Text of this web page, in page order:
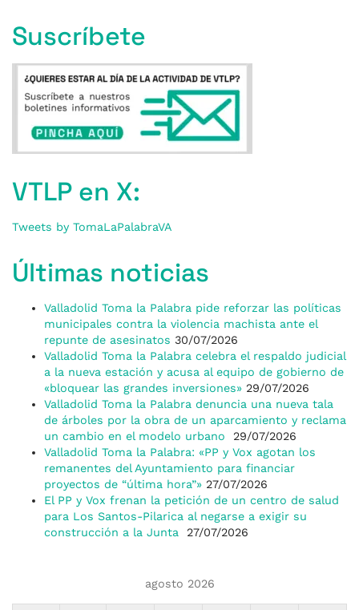
Suscríbete
VTLP en X:
Tweets by TomaLaPalabraVA
Últimas noticias
Valladolid Toma la Palabra pide reforzar las políticas
municipales contra la violencia machista ante el
repunte de asesinatos 30/07/2026
Valladolid Toma la Palabra celebra el respaldo judicial
a la nueva estación y acusa al equipo de gobierno de
«bloquear las grandes inversiones» 29/07/2026
Valladolid Toma la Palabra denuncia una nueva tala
de árboles por la obra de un aparcamiento y reclama
un cambio en el modelo urbano
29/07/2026
Valladolid Toma la Palabra: «PP y Vox agotan los
remanentes del Ayuntamiento para financiar
proyectos de “última hora”» 27/07/2026
El PP y Vox frenan la petición de un centro de salud
para Los Santos-Pilarica al negarse a exigir su
construcción a la Junta
27/07/2026
agosto 2026